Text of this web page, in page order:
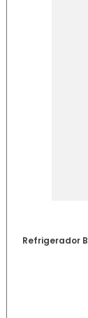
Refrigerador